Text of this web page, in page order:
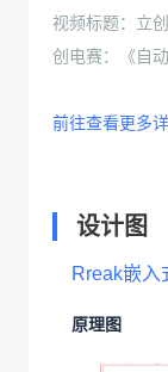
视频标题：立
创电赛：《自
前往查看更多
设计图
Rreak嵌入
原理图